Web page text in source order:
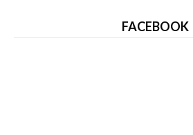
FACEBOOK